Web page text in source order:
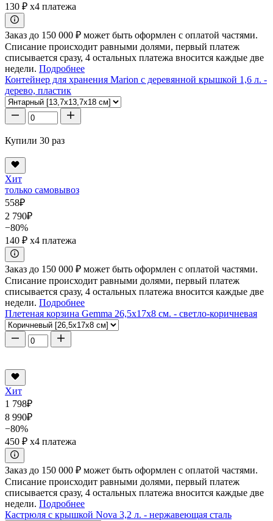
130 ₽ x4 платежа
Заказ до 150 000 ₽ может быть оформлен с оплатой частями.
Списание происходит равными долями, первый платеж
списывается сразу, 4 остальных платежа вносится каждые две
недели. Подробнее
Контейнер для хранения Marion с деревянной крышкой 1,6 л. -
дерево, пластик
Купили 30 раз
Хит
только самовывоз
558₽
2 790₽
−80%
140 ₽ x4 платежа
Заказ до 150 000 ₽ может быть оформлен с оплатой частями.
Списание происходит равными долями, первый платеж
списывается сразу, 4 остальных платежа вносится каждые две
недели. Подробнее
Плетеная корзина Gemma 26,5x17x8 см. - светло-коричневая
Хит
1 798₽
8 990₽
−80%
450 ₽ x4 платежа
Заказ до 150 000 ₽ может быть оформлен с оплатой частями.
Списание происходит равными долями, первый платеж
списывается сразу, 4 остальных платежа вносится каждые две
недели. Подробнее
Кастрюля с крышкой Nova 3,2 л. - нержавеющая сталь